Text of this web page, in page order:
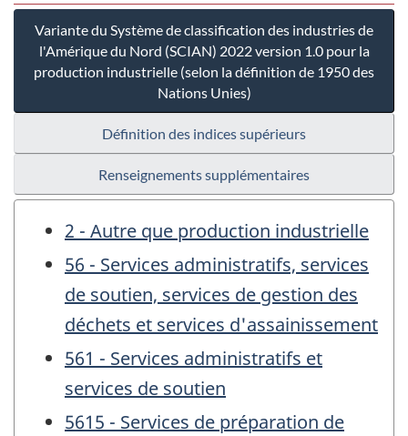
Variante du Système de classification des industries de
l'Amérique du Nord (SCIAN) 2022 version 1.0 pour la
production industrielle (selon la définition de 1950 des
Nations Unies)
Définition des indices supérieurs
Renseignements supplémentaires
2 - Autre que production industrielle
56 - Services administratifs, services
de soutien, services de gestion des
déchets et services d'assainissement
561 - Services administratifs et
services de soutien
5615 - Services de préparation de